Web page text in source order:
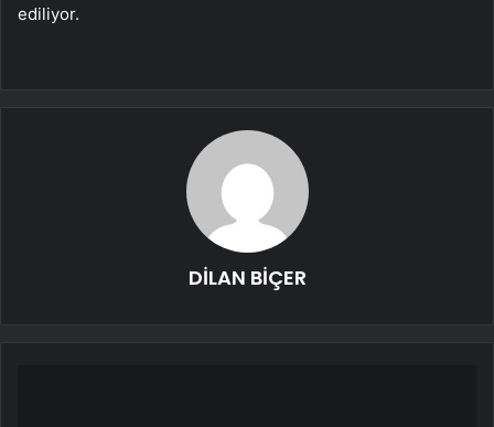
ediliyor.
DİLAN BİÇER